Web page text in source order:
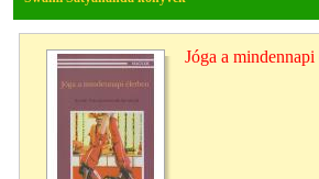
Jóga a mindennapi